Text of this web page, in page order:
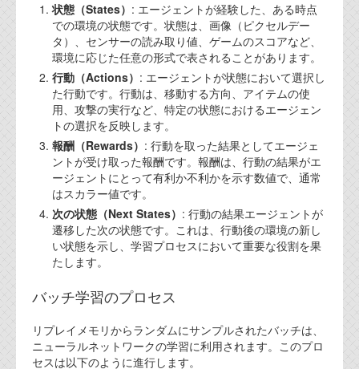
状態（States） : エージェントが経験した、ある時点
での環境の状態です。状態は、画像（ピクセルデー
タ）、センサーの読み取り値、ゲームのスコアなど、
環境に応じた任意の形式で表されることがあります。
行動（Actions） : エージェントが状態において選択し
た行動です。行動は、移動する方向、アイテムの使
用、攻撃の実行など、特定の状態におけるエージェン
トの選択を反映します。
報酬（Rewards） : 行動を取った結果としてエージェ
ントが受け取った報酬です。報酬は、行動の結果がエ
ージェントにとって有利か不利かを示す数値で、通常
はスカラー値です。
次の状態（Next States） : 行動の結果エージェントが
遷移した次の状態です。これは、行動後の環境の新し
い状態を示し、学習プロセスにおいて重要な役割を果
たします。
バッチ学習のプロセス
リプレイメモリからランダムにサンプルされたバッチは、
ニューラルネットワークの学習に利用されます。このプロ
セスは以下のように進行します。